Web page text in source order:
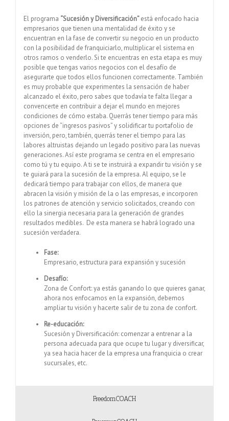
El programa “Sucesión y Diversificación”está enfocado hacia
empresarios que tienen una mentalidad de éxito y se
encuentran en la fase de convertir su negocio en un producto
con la posibilidad de franquiciarlo, multiplicar el sistema en
otros ramos o venderlo. Si te encuentras en esta etapa es muy
posible que tengas varios negocios con el desafío de
asegurarte que todos ellos funcionen correctamente. También
es muy probable que experimentes la sensación de haber
alcanzado el éxito, pero sabes que todavía te falta llegar a
convencerte en contribuir a dejar el mundo en mejores
condiciones de cómo estaba. Querrás tener tiempo para más
opciones de “ingresos pasivos” y solidificar tu portafolio de
inversión, pero, también, querrás tener el tiempo para las
labores altruistas dejando un legado positivo para las nuevas
generaciones. Así este programa se centra en el empresario
como tú y tu equipo. A ti se te instruirá a expandir tu visión y se
te guiará para la sucesión de la empresa. Al equipo, se le
dedicará tiempo para trabajar con ellos, de manera que
abracen la visión y misión de la o las empresas, e incorporen
los patrones de atención y servicio solicitados, creando con
ello la sinergia necesaria para la generación de grandes
resultados medibles. De esta manera se habrá logrado una
sucesión verdadera.
Fase:
Empresario, estructura para expansión y sucesión
Desafío:
Zona de Confort: ya estás ganando lo que quieres ganar,
ahora nos enfocamos en la expansión, debemos
ampliar tu visión y hacerte salir de tu zona de confort.
Re-educación:
Sucesión y Diversificación: comenzar a entrenar a la
persona adecuada para que ocupe tu lugar y diversificar,
ya sea hacia hacer de la empresa una franquicia o crear
sucursales, etc.
FreedomCOACH